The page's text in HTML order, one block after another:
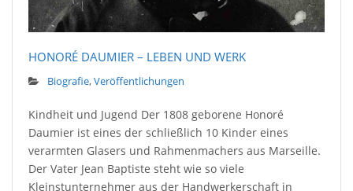
HONORÉ DAUMIER – LEBEN UND WERK
Biografie,Veröffentlichungen
Kindheit und Jugend Der 1808 geborene Honoré
Daumier ist eines der schließlich 10 Kinder eines
verarmten Glasers und Rahmenmachers aus Marseille.
Der Vater Jean Baptiste steht wie so viele
Kleinstunternehmer aus der Handwerkerschaft in